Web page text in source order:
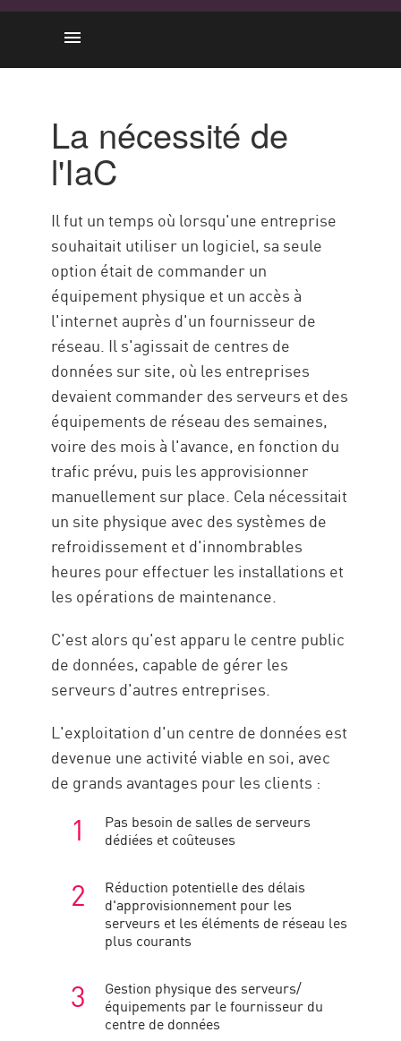
Commencez
Passage à gauche
Une équipe centralisée
Conclusion :
Ressources
La nécessité de
l'IaC
Il fut un temps où lorsqu'une entreprise
souhaitait utiliser un logiciel, sa seule
option était de commander un
équipement physique et un accès à
l'internet auprès d'un fournisseur de
réseau. Il s'agissait de centres de
données sur site, où les entreprises
devaient commander des serveurs et des
équipements de réseau des semaines,
voire des mois à l'avance, en fonction du
trafic prévu, puis les approvisionner
manuellement sur place. Cela nécessitait
un site physique avec des systèmes de
refroidissement et d'innombrables
heures pour effectuer les installations et
les opérations de maintenance.
C'est alors qu'est apparu le centre public
de données, capable de gérer les
serveurs d'autres entreprises.
L'exploitation d'un centre de données est
devenue une activité viable en soi, avec
de grands avantages pour les clients :
Pas besoin de salles de serveurs
dédiées et coûteuses
Réduction potentielle des délais
d'approvisionnement pour les
serveurs et les éléments de réseau les
plus courants
Gestion physique des serveurs/
équipements par le fournisseur du
centre de données